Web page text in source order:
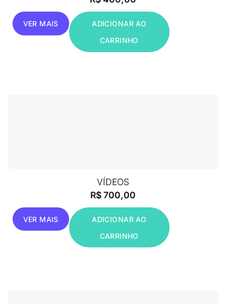
VER MAIS
ADICIONAR AO
CARRINHO
VÍDEOS
R$700,00
VER MAIS
ADICIONAR AO
CARRINHO